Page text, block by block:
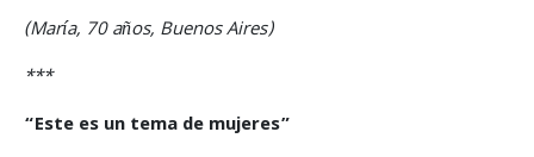
(María, 70 años, Buenos Aires)
***
“Este es un tema de mujeres”